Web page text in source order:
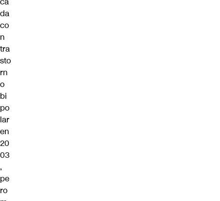
da
co
n
tra
sto
rn
o
bi
po
lar
en
20
03
,
pe
ro